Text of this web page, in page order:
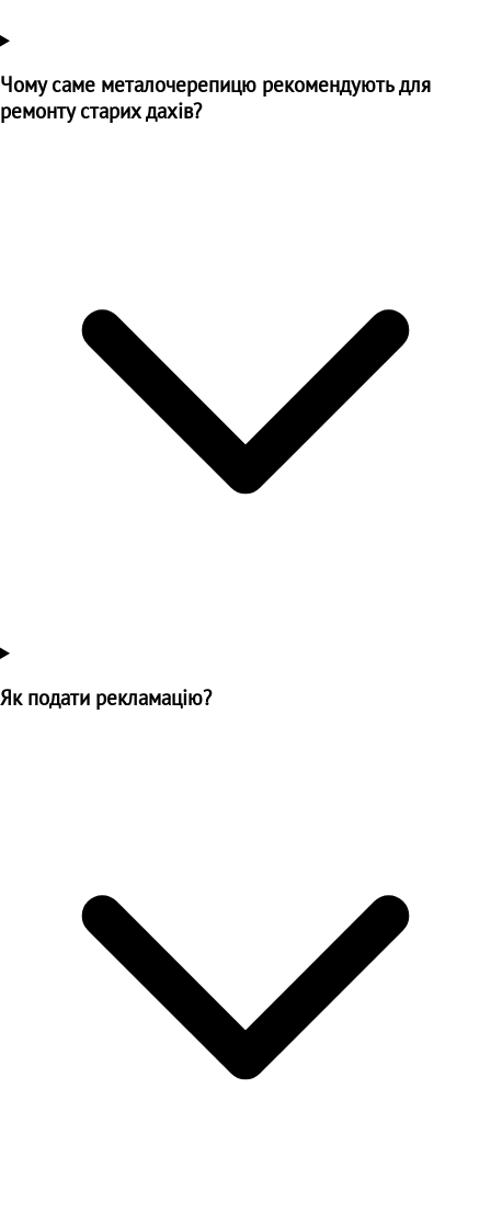
Чому саме металочерепицю рекомендують для
ремонту старих дахів?
Як подати рекламацію?